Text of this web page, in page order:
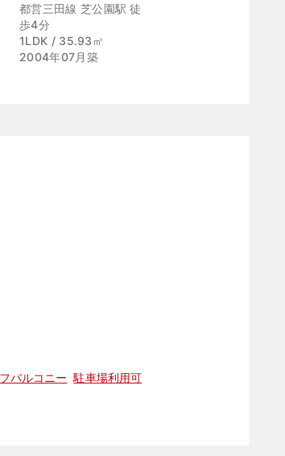
都営三田線 芝公園駅 徒
歩4分
1LDK / 35.93㎡
2004年07月築
バルコニー 駐車場利用可